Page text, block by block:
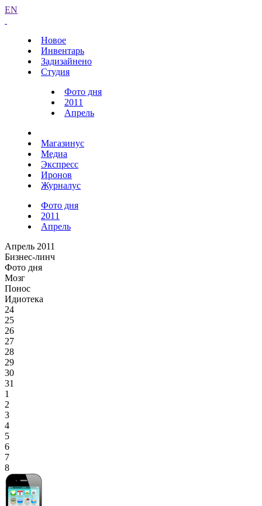
EN
Новое
Инвентарь
Задизайнено
Студия
Фото дня
2011
Апрель
Магазинус
Медиа
Экспресс
Иронов
Журналус
Фото дня
2011
Апрель
Апрель 2011
Бизнес-линч
Фото дня
Мозг
Понос
Идиотека
24
25
26
27
28
29
30
31
1
2
3
4
5
6
7
8